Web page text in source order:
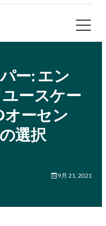
ー: エン
ースケー
オーセン
選択
9月 21, 2021